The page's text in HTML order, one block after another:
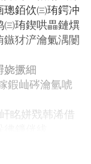
銆佽㈢珛鍔冲
珛鍥哄畾鏈熼
犲浐瀹氭湡闄
娆撅細
鍜屾硶瀹氫唬
眳姘戣韩浠借
鐮侊紱